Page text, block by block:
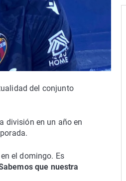
del conjunto
división en un año en
el domingo. Es
que nuestra